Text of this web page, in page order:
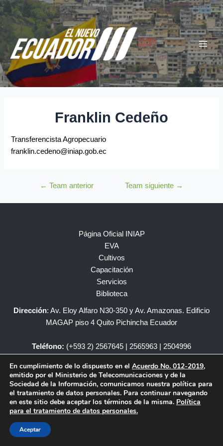
Ir
al
contenido
Main
Menu
Franklin Cedeño
Transferencista Agropecuario
franklin.cedeno@iniap.gob.ec
Navegación
de
entradas
← Team anterior Team siguiente →
Página Oficial INIAP
EVA
Cultivos
Capacitación
Servicios
Biblioteca
Dirección: Av. Eloy Alfaro N30-350 y Av. Amazonas. Edificio
MAGAP piso 4 Quito Pichincha Ecuador
Teléfono: (+593 2) 2567645 | 2565963 | 2504996
iniap@iniap.gob.ec
Copyright © – INIAP Todos los Derechos Reservados.
En cumplimiento de lo dispuesto en el Acuerdo No. 012-2019,
emitido por el Ministerio de Telecomunicaciones y de la
Sociedad de la Información, comunicamos nuestra política para
el tratamiento de datos personales. Para continuar navegando
en este sitio debe aceptar los términos de la misma. Política
para el tratamiento de datos personales.
Aceptar